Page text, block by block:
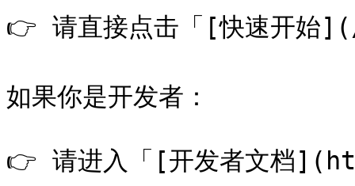
👉 请直接点击「[快速开始
如果你是开发者：
👉 请进入「[开发者文